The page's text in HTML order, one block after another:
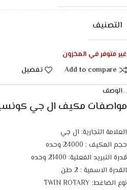
التصنيف
غير متوفر في المخزون
Add to compare
تفضيل
الوصف
مواصفات مكيف ال جي كونسيلد 21400 وحدة –
العلامة التجارية: ال جي
حجم المكيف : 24000 وحده
قدرة التبريد الفعلية: 21400 وحده
القدرة الاسمية : 2 طن
نوع الضاغط: TWIN ROTARY